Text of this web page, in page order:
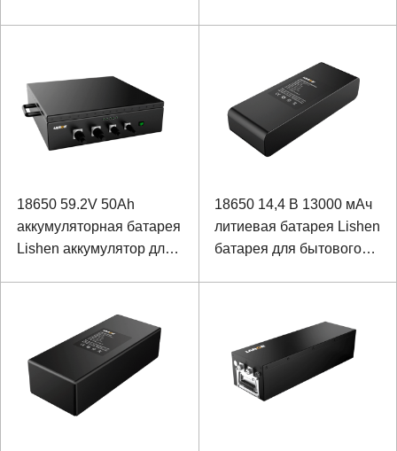
18650 59.2V 50Ah
аккумуляторная батарея
Lishen аккумулятор для
18650 14,4 В 13000 мАч
литиевая батарея Lishen
батарея для бытового